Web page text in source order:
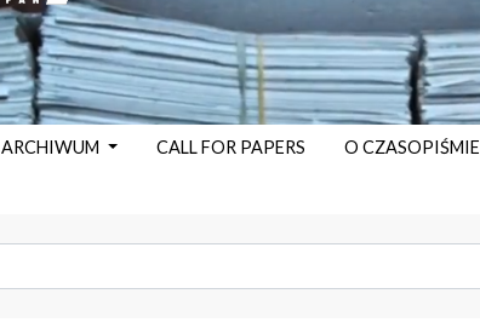
ARCHIWUM CALL FOR PAPERS O CZASOPIŚMIE